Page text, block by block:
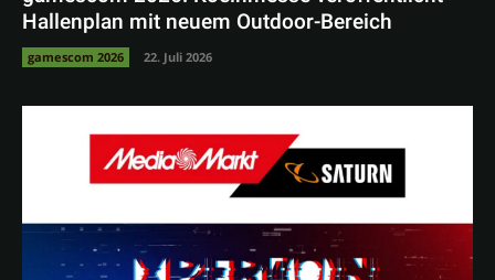
Hallenplan mit neuem Outdoor-Bereich
gamescom 2026 22. Juli 2026